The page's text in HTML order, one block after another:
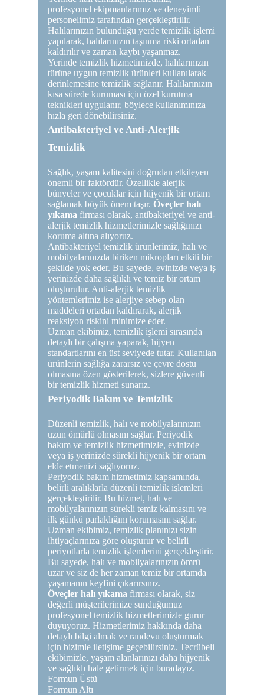
profesyonel ekipmanlarımız ve deneyimli
personelimiz tarafından gerçekleştirilir.
Halılarınızın bulunduğu yerde temizlik işlemi
yapılarak, halılarınızın taşınma riski ortadan
kaldırılır ve zaman kaybı yaşanmaz.
Yerinde temizlik hizmetimizde, halılarınızın
türüne uygun temizlik ürünleri kullanılarak
derinlemesine temizlik sağlanır. Halılarınızın
kısa sürede kuruması için özel kurutma
teknikleri uygulanır, böylece kullanımınıza
hızla geri dönebilirsiniz.
Antibakteriyel ve Anti-Alerjik
Temizlik
Sağlık, yaşam kalitesini doğrudan etkileyen
önemli bir faktördür. Özellikle alerjik
bünyeler ve çocuklar için hijyenik bir ortam
sağlamak büyük önem taşır. Öveçler halı
yıkama firması olarak, antibakteriyel ve anti-
alerjik temizlik hizmetlerimizle sağlığınızı
koruma altına alıyoruz.
Antibakteriyel temizlik ürünlerimiz, halı ve
mobilyalarınızda biriken mikropları etkili bir
şekilde yok eder. Bu sayede, evinizde veya iş
yerinizde daha sağlıklı ve temiz bir ortam
oluşturulur. Anti-alerjik temizlik
yöntemlerimiz ise alerjiye sebep olan
maddeleri ortadan kaldırarak, alerjik
reaksiyon riskini minimize eder.
Uzman ekibimiz, temizlik işlemi sırasında
detaylı bir çalışma yaparak, hijyen
standartlarını en üst seviyede tutar. Kullanılan
ürünlerin sağlığa zararsız ve çevre dostu
olmasına özen gösterilerek, sizlere güvenli
bir temizlik hizmeti sunarız.
Periyodik Bakım ve Temizlik
Düzenli temizlik, halı ve mobilyalarınızın
uzun ömürlü olmasını sağlar. Periyodik
bakım ve temizlik hizmetimizle, evinizde
veya iş yerinizde sürekli hijyenik bir ortam
elde etmenizi sağlıyoruz.
Periyodik bakım hizmetimiz kapsamında,
belirli aralıklarla düzenli temizlik işlemleri
gerçekleştirilir. Bu hizmet, halı ve
mobilyalarınızın sürekli temiz kalmasını ve
ilk günkü parlaklığını korumasını sağlar.
Uzman ekibimiz, temizlik planınızı sizin
ihtiyaçlarınıza göre oluşturur ve belirli
periyotlarla temizlik işlemlerini gerçekleştirir.
Bu sayede, halı ve mobilyalarınızın ömrü
uzar ve siz de her zaman temiz bir ortamda
yaşamanın keyfini çıkarırsınız.
Öveçler halı yıkama firması olarak, siz
değerli müşterilerimize sunduğumuz
profesyonel temizlik hizmetlerimizle gurur
duyuyoruz. Hizmetlerimiz hakkında daha
detaylı bilgi almak ve randevu oluşturmak
için bizimle iletişime geçebilirsiniz. Tecrübeli
ekibimizle, yaşam alanlarınızı daha hijyenik
ve sağlıklı hale getirmek için buradayız.
Formun Üstü
Formun Altı